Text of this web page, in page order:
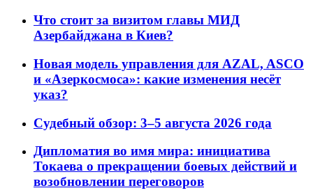
Что стоит за визитом главы МИД
Азербайджана в Киев?
Новая модель управления для AZAL, ASCO
и «Азеркосмоса»: какие изменения несёт
указ?
Судебный обзор: 3–5 августа 2026 года
Дипломатия во имя мира: инициатива
Токаева о прекращении боевых действий и
возобновлении переговоров